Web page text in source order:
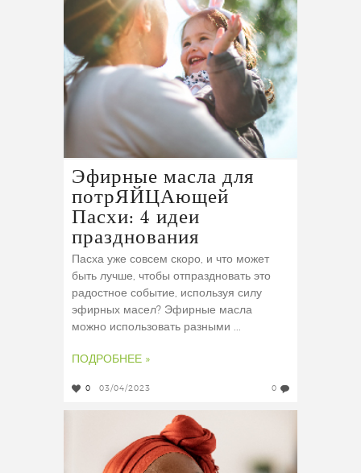
Эфирные масла для
потрЯЙЦАющей
Пасхи: 4 идеи
празднования
Пасха уже совсем скоро, и что может
быть лучше, чтобы отпраздновать это
радостное событие, используя силу
эфирных масел? Эфирные масла
можно использовать разными ...
ПОДРОБНЕЕ »
0 03/04/2023 0